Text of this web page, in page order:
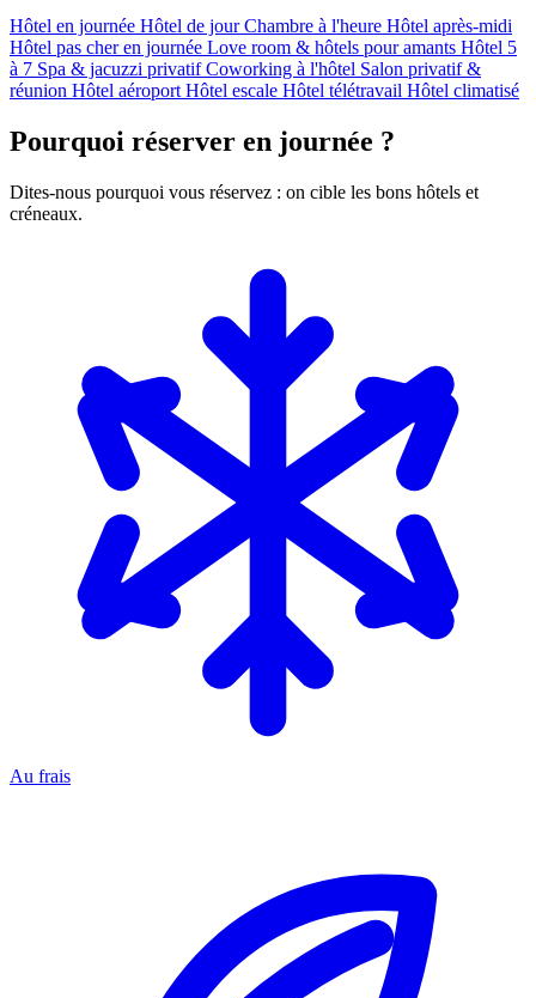
Hôtel en journée Hôtel de jourChambre à l'heure Hôtel après-midi
Hôtel pas cher en journée Love room & hôtels pour amants Hôtel 5
à 7 Spa & jacuzzi privatifCoworking à l'hôtel Salon privatif &
réunion Hôtel aéroport Hôtel escale Hôtel télétravail Hôtel climatisé
Pourquoi réserver en journée ?
Dites-nous pourquoi vous réservez : on cible les bons hôtels et
créneaux.
Au frais